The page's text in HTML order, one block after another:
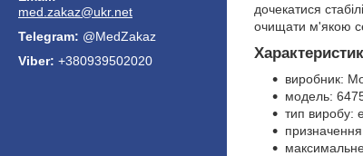
med.zakaz@ukr.net
@MedZakaz
+380939502020
дочекатися
очищати м'якою
виробник:
модель:
тип виробу: